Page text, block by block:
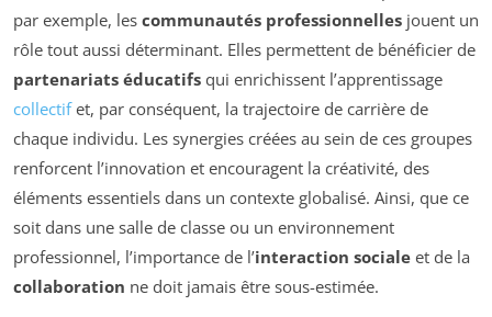
par exemple, les communautés professionnelles jouent un
rôle tout aussi déterminant. Elles permettent de bénéficier de
partenariats éducatifs qui enrichissent l’apprentissage
collectifet, par conséquent, la trajectoire de carrière de
chaque individu. Les synergies créées au sein de ces groupes
renforcent l’innovation et encouragent la créativité, des
éléments essentiels dans un contexte globalisé. Ainsi, que ce
soit dans une salle de classe ou un environnement
professionnel, l’importance de l’interaction sociale et de la
collaboration ne doit jamais être sous-estimée.